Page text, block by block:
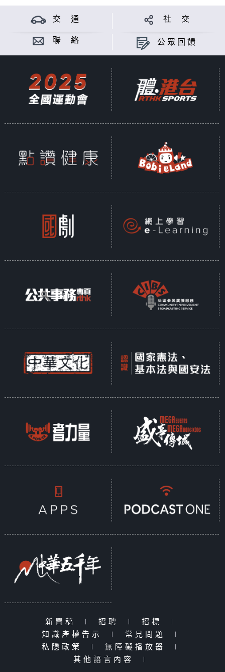
析、數據研究。
三位出身於講東講西的青年才雋，實行每個星
期日深夜來個碰撞，以文化及科技角度，加上
什麼化學反應？無論你星期日是否失眠，都要
聽咗先講！
交 通 社 交
聯 絡 公眾回饋
新聞稿 | 招聘 | 招標
|
知識產權告示
| 常見問題
|
私隱政策
| 無障礙播放器
|
其他語言內容
|